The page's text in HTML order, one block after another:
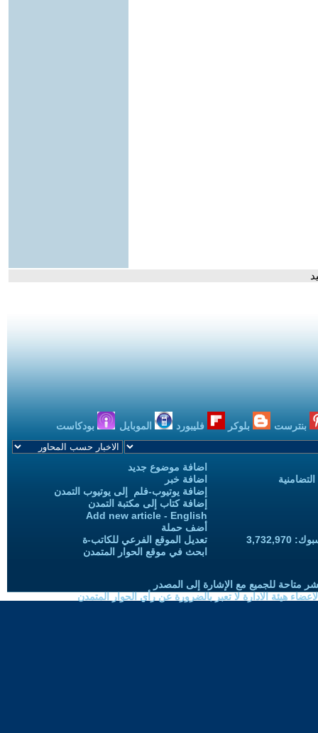
بنترست بلوكر فليبورد الموبايل بودكاست
اضافة موضوع جديد
اضافة خبر
إضافة يوتيوب-فلم إلى يوتيوب التمدن
إضافة كتاب إلى مكتبة التمدن
Add new article - English
أضف حملة
تعديل الموقع الفرعي للكاتب-ة
ابحث في موقع الحوار المتمدن
متاحة للجميع مع الإشارة إلى المصدر
هيئة الادارة لا تعبر بالضرورة عن رأي الحوار المتمدن